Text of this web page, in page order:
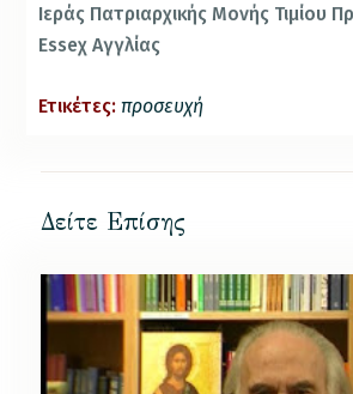
Ιεράς Πατριαρχικής Μονής Τιμίου
Εsseχ Αγγλίας
Ετικέτες: προσευχή
Δείτε Επίσης